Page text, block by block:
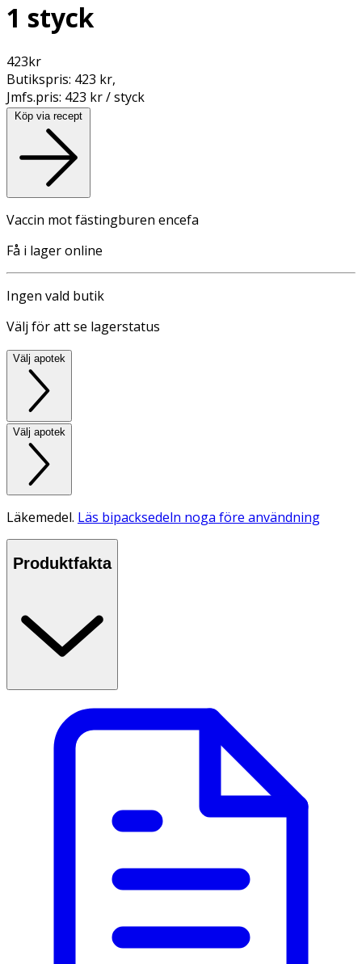
1 styck
423kr
Butikspris: 423 kr,
Jmfs.pris: 423 kr / styck
Köp via recept
Vaccin mot fästingburen encefa
Få i lager online
Ingen vald butik
Välj för att se lagerstatus
Välj apotek
Välj apotek
Läkemedel. Läs bipacksedeln noga före användning
Produktfakta